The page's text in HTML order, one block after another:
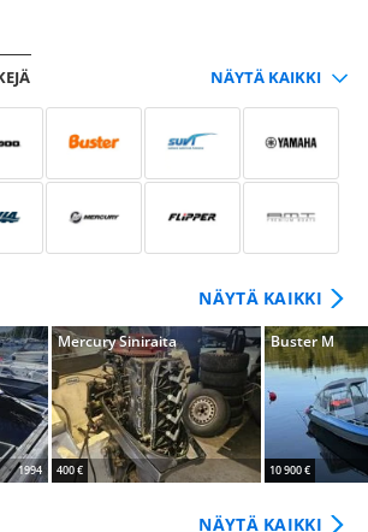
NÄYTÄ KAIKKI
1994
Mercury Siniraita
400 €
Buster M
10 900 €
NÄYTÄ KAIKKI